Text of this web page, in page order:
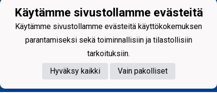
26100 Rauma
Powered by
Käytämme sivustollamme evästeitä
Käytämme sivustollamme evästeitä käyttökokemuksen
parantamiseksi sekä toiminnallisiin ja tilastollisiin
tarkoituksiin.
Hyväksy kaikki
Vain pakolliset